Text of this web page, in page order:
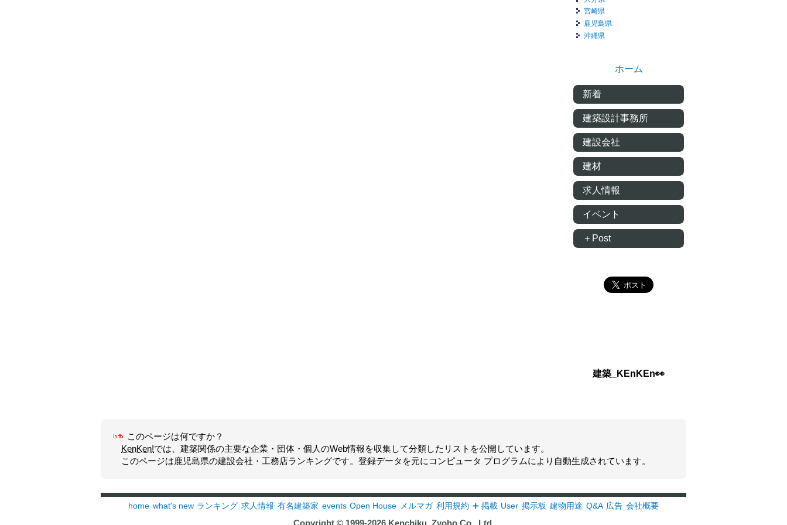
宮崎県
鹿児島県
沖縄県
ホーム
新着
建築設計事務所
建設会社
建材
求人情報
イベント
＋Post
建築_KEnKEn👀
このページは何ですか？
KenKen!では、建築関係の主要な企業・団体・個人のWeb情報を収集して分類したリストを公開しています。
このページは鹿児島県の建設会社・工務店ランキングです。登録データを元にコンピュータ プログラムにより自動生成されています。
home what's new ランキング 求人情報 有名建築家 events Open House メルマガ 利用規約 ➕ 掲載 User 掲示板 建物用途 Q&A 広告 会社概要
Copyright © 1999-2026 Kenchiku_Zyoho Co., Ltd.